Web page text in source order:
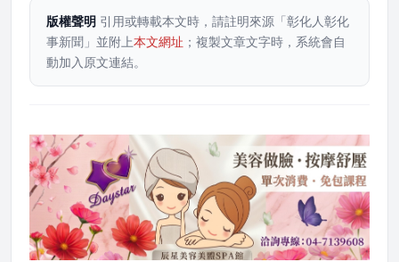
版權聲明 引用或轉載本文時，請註明來源「彰化人彰化
事新聞」並附上本文網址 ；複製文章文字時，系統會自
動加入原文連結。